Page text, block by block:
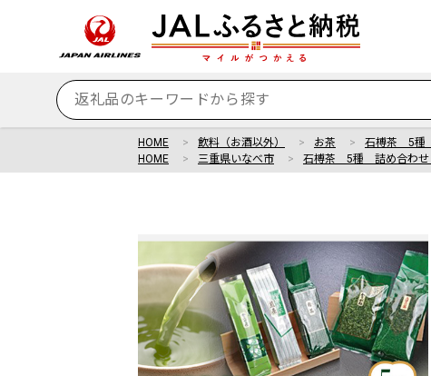
HOME 飲料（お酒以外） お茶 石榑茶 5種
HOME
三重県いなべ市 石榑茶 5種 詰め合わせ